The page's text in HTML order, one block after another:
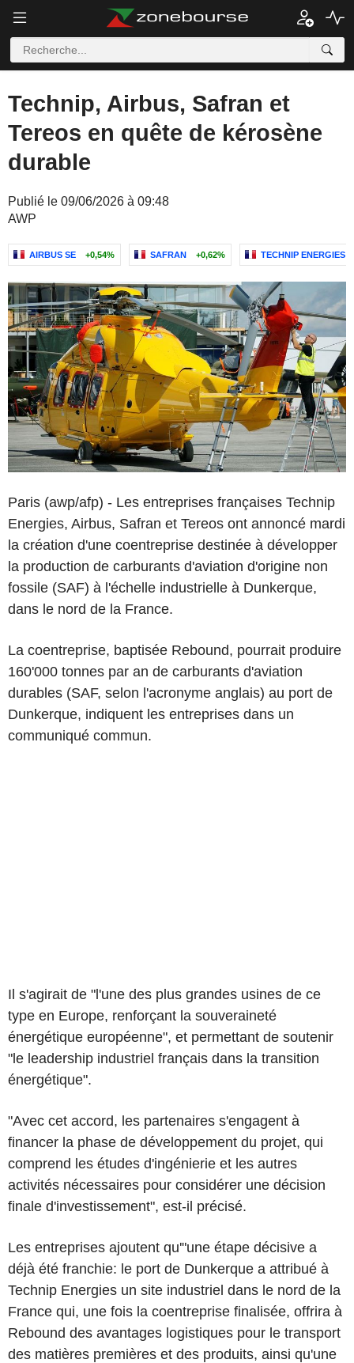
Technip, Airbus, Safran et
Tereos en quête de kérosène
durable
Publié le 09/06/2026 à 09:48
AWP
AIRBUS SE +0,54% SAFRAN +0,62% TECHNIP ENERGIES
Paris (awp/afp) - Les entreprises françaises Technip
Energies, Airbus, Safran et Tereos ont annoncé mardi
la création d'une coentreprise destinée à développer
la production de carburants d'aviation d'origine non
fossile (SAF) à l'échelle industrielle à Dunkerque,
dans le nord de la France.
La coentreprise, baptisée Rebound, pourrait produire
160'000 tonnes par an de carburants d'aviation
durables (SAF, selon l'acronyme anglais) au port de
Dunkerque, indiquent les entreprises dans un
communiqué commun.
Il s'agirait de "l'une des plus grandes usines de ce
type en Europe, renforçant la souveraineté
énergétique européenne", et permettant de soutenir
"le leadership industriel français dans la transition
énergétique".
"Avec cet accord, les partenaires s'engagent à
financer la phase de développement du projet, qui
comprend les études d'ingénierie et les autres
activités nécessaires pour considérer une décision
finale d'investissement", est-il précisé.
Les entreprises ajoutent qu'"une étape décisive a
déjà été franchie: le port de Dunkerque a attribué à
Technip Energies un site industriel dans le nord de la
France qui, une fois la coentreprise finalisée, offrira à
Rebound des avantages logistiques pour le transport
des matières premières et des produits, ainsi qu'une